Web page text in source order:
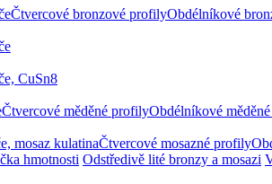
Čtvercové bronzové profilyObdélníkové
CuSn8
Čtvercové měděné profilyObdélníkové
mosaz kulatinaČtvercové mosazné profily
hmotnosti Odstředivě lité bronzy a mosazi